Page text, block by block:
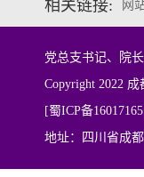
相关链接: 网
党总支书记、院
Copyright 2022
[蜀ICP备
地址：四川省成